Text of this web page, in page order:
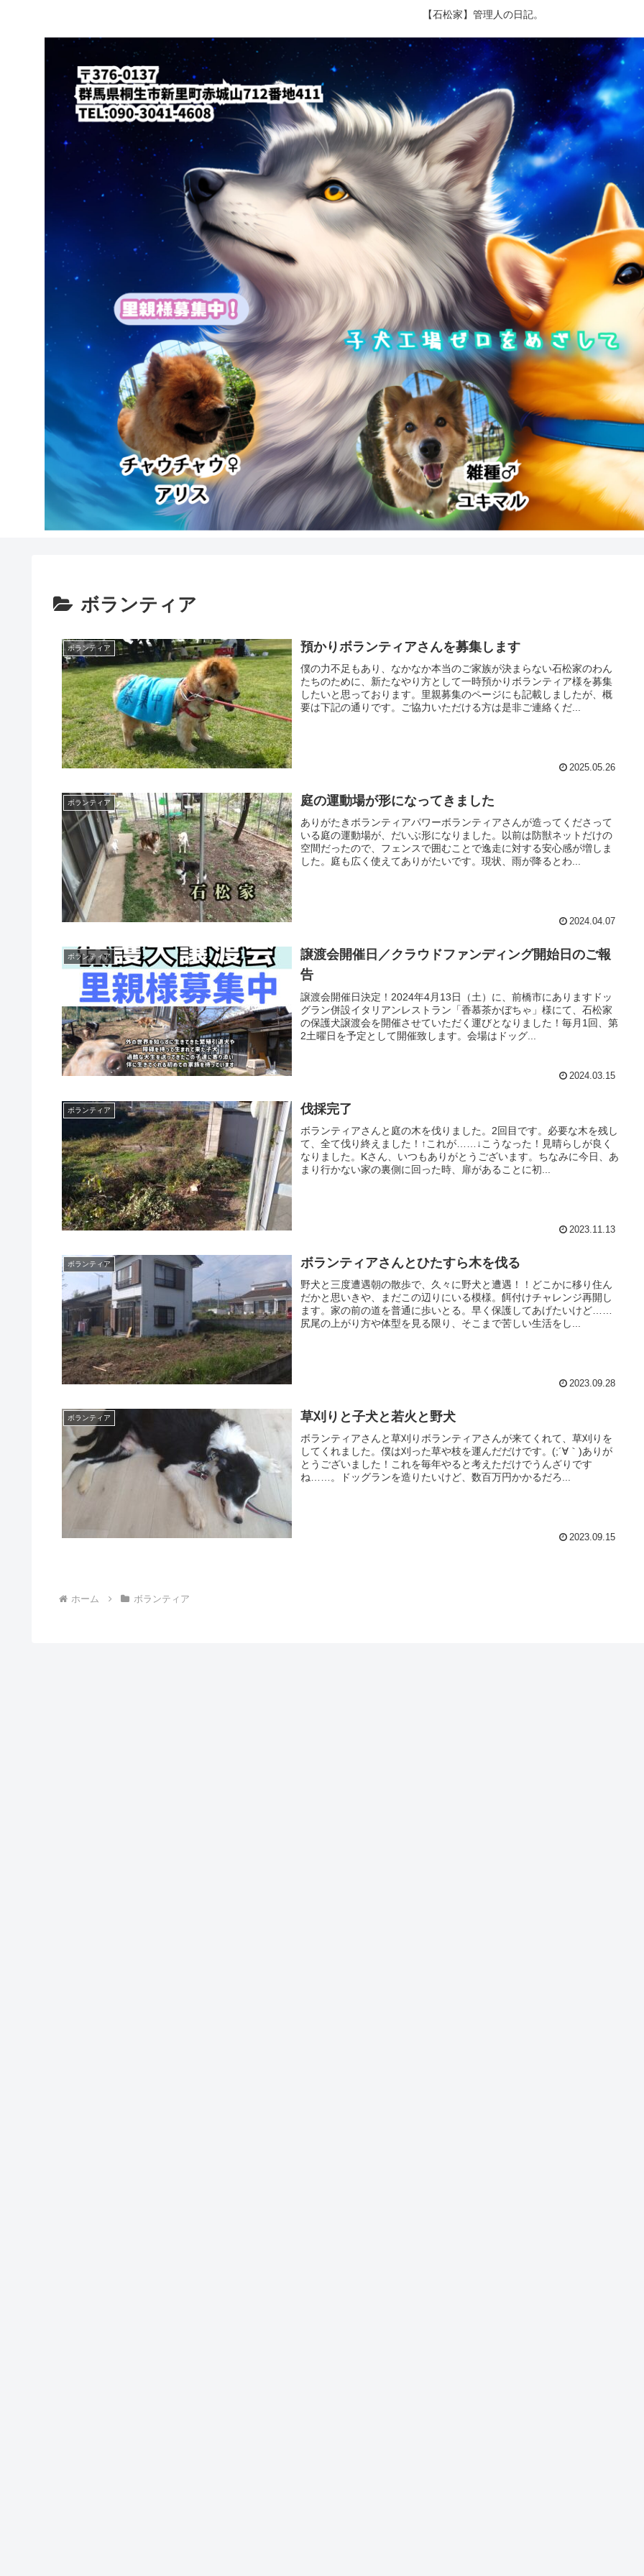
【石松家】管理人の日記。
ボランティア
ボランティア 預かりボランティアさんを募集します
僕の力不足もあり、なかなか本当のご家族が決まらない石松家のわん
たちのために、新たなやり方として一時預かりボランティア様を募集
したいと思っております。里親募集のページにも記載しましたが、概
要は下記の通りです。ご協力いただける方は是非ご連絡くだ...
2025.05.26
ボランティア 庭の運動場が形になってきました
ありがたきボランティアパワーボランティアさんが造ってくださって
いる庭の運動場が、だいぶ形になりました。以前は防獣ネットだけの
空間だったので、フェンスで囲むことで逸走に対する安心感が増しま
した。庭も広く使えてありがたいです。現状、雨が降るとわ...
2024.04.07
ボランティア
譲渡会開催日／クラウドファンディング開始日のご報
告
譲渡会開催日決定！2024年4月13日（土）に、前橋市にありますドッ
グラン併設イタリアンレストラン「香慕茶かぼちゃ」様にて、石松家
の保護犬譲渡会を開催させていただく運びとなりました！毎月1回、第
2土曜日を予定として開催致します。会場はドッグ...
2024.03.15
ボランティア 伐採完了
ボランティアさんと庭の木を伐りました。2回目です。必要な木を残し
て、全て伐り終えました！↑これが……↓こうなった！見晴らしが良く
なりました。Kさん、いつもありがとうございます。ちなみに今日、あ
まり行かない家の裏側に回った時、扉があることに初...
2023.11.13
ボランティア ボランティアさんとひたすら木を伐る
野犬と三度遭遇朝の散歩で、久々に野犬と遭遇！！どこかに移り住ん
だかと思いきや、まだこの辺りにいる模様。餌付けチャレンジ再開し
ます。家の前の道を普通に歩いとる。早く保護してあげたいけど……
尻尾の上がり方や体型を見る限り、そこまで苦しい生活をし...
2023.09.28
ボランティア 草刈りと子犬と若火と野犬
ボランティアさんと草刈りボランティアさんが来てくれて、草刈りを
してくれました。僕は刈った草や枝を運んだだけです。(;´∀｀)ありが
とうございました！これを毎年やると考えただけでうんざりです
ね……。ドッグランを造りたいけど、数百万円かかるだろ...
2023.09.15
ホーム ボランティア